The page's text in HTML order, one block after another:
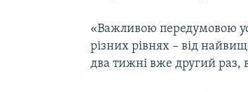
«Важливою передумовою
різних рівнях – від
два тижні вже другий раз,